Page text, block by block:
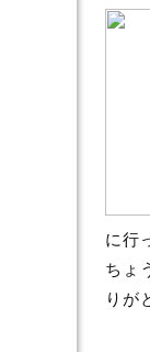
に行
ちょ
りが